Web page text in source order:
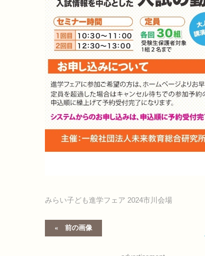
みらい子ども進学フェア 2024市川会場
前の画像